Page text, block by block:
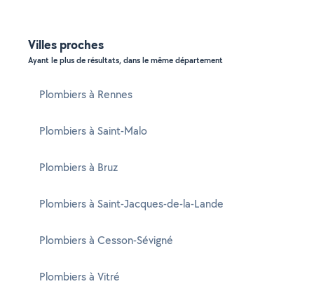
Villes proches
Ayant le plus de résultats, dans le même département
Plombiers à Rennes
Plombiers à Saint-Malo
Plombiers à Bruz
Plombiers à Saint-Jacques-de-la-Lande
Plombiers à Cesson-Sévigné
Plombiers à Vitré